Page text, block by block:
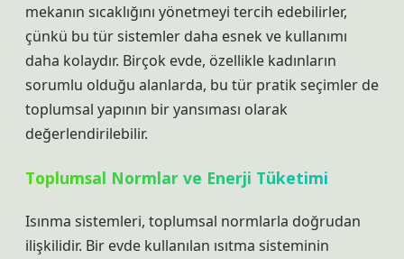
mekanın sıcaklığını yönetmeyi tercih edebilirler,
çünkü bu tür sistemler daha esnek ve kullanımı
daha kolaydır. Birçok evde, özellikle kadınların
sorumlu olduğu alanlarda, bu tür pratik seçimler de
toplumsal yapının bir yansıması olarak
değerlendirilebilir.
Toplumsal Normlar ve Enerji Tüketimi
Isınma sistemleri, toplumsal normlarla doğrudan
ilişkilidir. Bir evde kullanılan ısıtma sisteminin